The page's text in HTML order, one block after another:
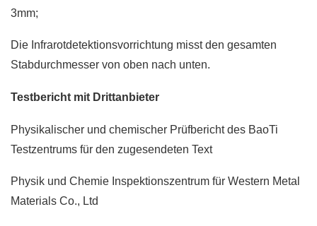
3mm;
Die Infrarotdetektionsvorrichtung misst den gesamten
Stabdurchmesser von oben nach unten.
Testbericht mit Drittanbieter
Physikalischer und chemischer Prüfbericht des BaoTi
Testzentrums für den zugesendeten Text
Physik und Chemie Inspektionszentrum für Western Metal
Materials Co., Ltd